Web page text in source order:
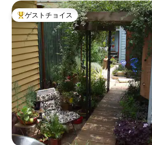
大好評のゲストチョイスです。
ゲストチョイス